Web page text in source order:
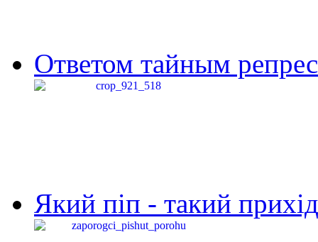
Ответом тайным
Який піп - такий